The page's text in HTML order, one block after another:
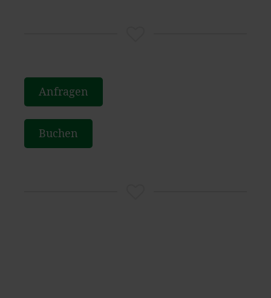
Anfragen
Buchen